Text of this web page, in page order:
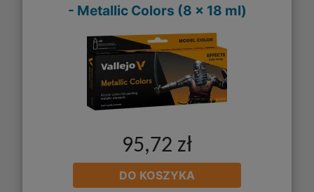
- Metallic Colors (8 x 18 ml)
95,72 zł
DO KOSZYKA